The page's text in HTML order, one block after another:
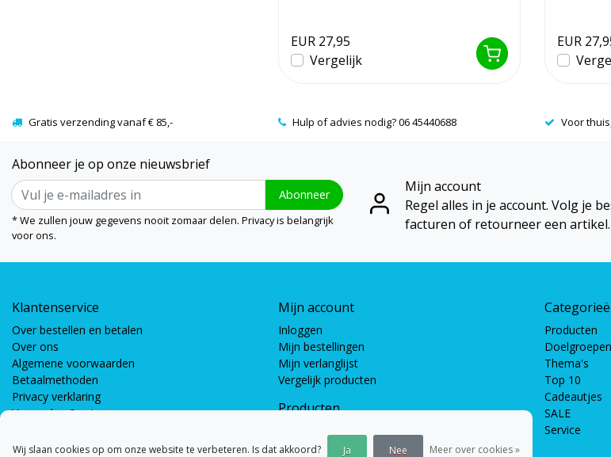
EUR 27,95
Vergelijk
EUR
Gratis verzending vanaf € 85,- Hulp of advies nodig? 06 45440688 Voor
Abonneer je op onze nieuwsbrief
Abonneer
* We zullen jouw gegevens nooit zomaar delen. Privacy is belangrijk
voor ons.
Mijn account
Regel alles in je account. Volg je
facturen of retourneer een artikel.
Klantenservice
Over bestellen en betalen
Over ons
Algemene voorwaarden
Betaalmethoden
Privacy verklaring
Verzenden & retourneren
Mijn account
Inloggen
Mijn bestellingen
Mijn verlanglijst
Vergelijk producten
Producten
Bewegingsspellen
Producten
Doelgroepen
Thema's
Top 10
Cadeautjes
SALE
Service
Wij slaan cookies op om onze website te verbeteren. Is dat akkoord? Ja Nee Meer over cookies »